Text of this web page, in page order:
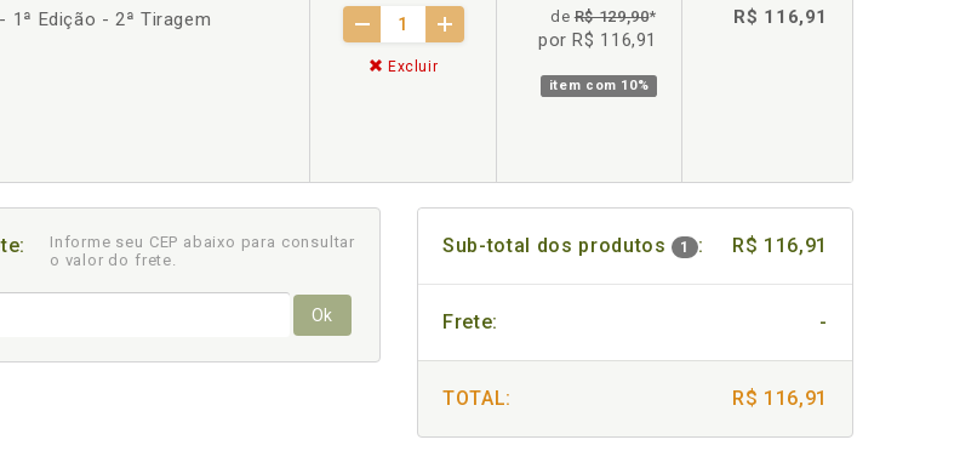
Edição - 2ª Tiragem
Excluir
deR$ 129,90*
por R$ 116,91
item com 10%
R$ 116,91
Informe seu CEP abaixo para consultar
o valor do frete.
Ok
Sub-total dos produtos 1 : R$ 116,91
Frete: -
TOTAL: R$ 116,91